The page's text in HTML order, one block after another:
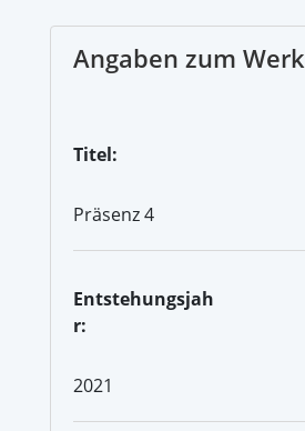
Angaben zum Werk
Titel:
Präsenz 4
Entstehungsjah
r:
2021